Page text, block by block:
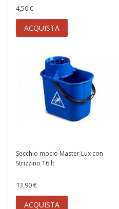
4,50 €
ACQUISTA
Secchio mocio Master Lux con
Strizzino 16 lt
13,90 €
ACQUISTA